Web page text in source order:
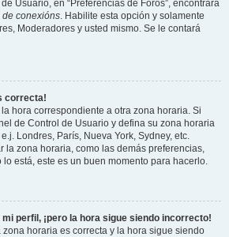
Usuario, en “Preferencias de Foros”, encontrará
de conexións. Habilite esta opción y solamente
Moderadores y usted mismo. Se le contará
correcta!
hora correspondiente a otra zona horaria. Si
de Control de Usuario y defina su zona horaria
Londres, París, Nueva York, Sydney, etc.
la zona horaria, como las demás preferencias,
está, este es un buen momento para hacerlo.
perfil, ¡pero la hora sigue siendo incorrecto!
horaria es correcta y la hora sigue siendo